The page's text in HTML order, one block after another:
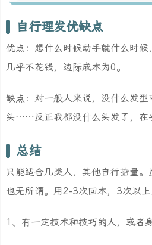
自行理发优缺点
优点：想什么时候动手就什么时候
几乎不花钱，边际成本为0。
缺点：对一般人来说，没什么发
头……反正我都没什么头发了，在
总结
只能适合几类人，其他自行掂量
也无所谓。用2-3次回本，3次以上
1、有一定技术和技巧的人，或者